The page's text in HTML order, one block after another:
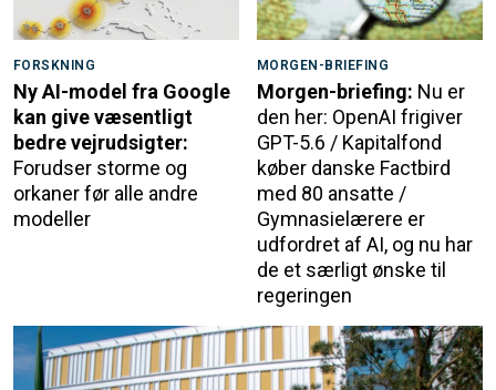
FORSKNING
Ny AI-model fra Google
kan give væsentligt
bedre vejrudsigter:
Forudser storme og
orkaner før alle andre
modeller
MORGEN-BRIEFING
Morgen-briefing: Nu er
den her: OpenAI frigiver
GPT-5.6 / Kapitalfond
køber danske Factbird
med 80 ansatte /
Gymnasielærere er
udfordret af AI, og nu har
de et særligt ønske til
regeringen